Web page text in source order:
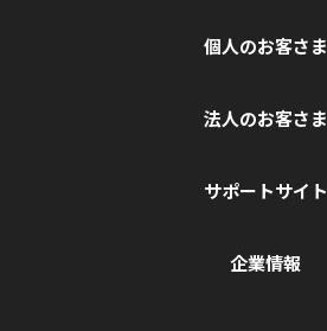
個人のお客さま
法人のお客さま
サポートサイト
企業情報